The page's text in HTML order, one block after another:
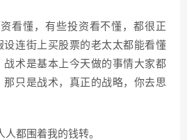
看懂，有些投资看不懂，都很正
设连街上买股票的老太太都能看懂
战术是基本上今天做的事情大家都
那只是战术，真正的战略，你去思
人都围着我的钱转。